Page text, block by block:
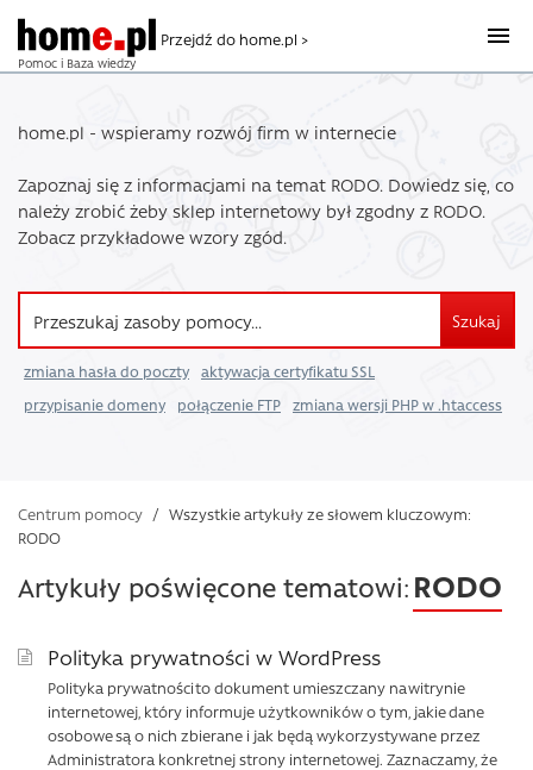
Pomoc i Baza wiedzy
Przejdź do home.pl >
home.pl - wspieramy rozwój firm w internecie
Zapoznaj się z informacjami na temat RODO. Dowiedz się, co
należy zrobić żeby sklep internetowy był zgodny z RODO.
Zobacz przykładowe wzory zgód.
Szukaj
zmiana hasła do poczty
aktywacja certyfikatu SSL
przypisanie domeny
połączenie FTP zmiana wersji PHP w .htaccess
Centrum pomocy / Wszystkie artykuły ze słowem kluczowym:
RODO
Artykuły poświęcone tematowi: RODO
Polityka prywatności w WordPress
Polityka prywatności to dokument umieszczany na witrynie
internetowej, który informuje użytkowników o tym, jakie dane
osobowe są o nich zbierane i jak będą wykorzystywane przez
Administratora konkretnej strony internetowej. Zaznaczamy, że